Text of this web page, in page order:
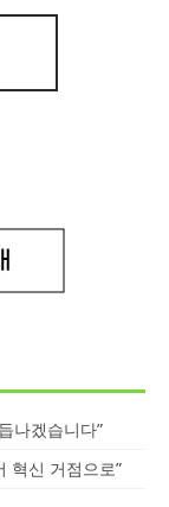
나겠습니다”
혁신 거점으로”